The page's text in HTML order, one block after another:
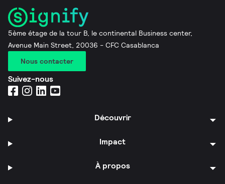
5ème étage de la tour B, le continental Business center,
Avenue Main Street, 20036 - CFC Casablanca
Nous contacter
Suivez-nous
Découvrir
Impact
À propos